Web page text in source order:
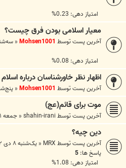
امتیاز دهی: 0.23%
معیار اسلامی بودن فرق چیست؟
آخرین پست توسطMohsen1001
« سه‌شنبه ۲۱ فروردین
امتیاز دهی: 0.08%
اظهار نظر خاورشناسان درباره اسلام
آخرین پست توسطMohsen1001
« پنج‌شنبه ۲ فروردین
موت برای قائم(عج)
آخرین پست توسطshahin-irani
« جمعه ۱۱ اردیبهشت ۱۳۹۴, ۹:۳۴ ب.ظ
دین چیه؟
آخرین پست توسطMRX
« یک‌شنبه ۸ دی ۱۳۹۲, ۵:۴۴ ب.ظ
پاسخ ها: 5
امتیاز دهی: 1.08%